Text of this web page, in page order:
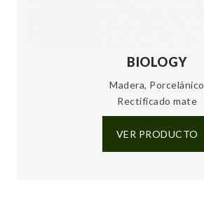
BIOLOGY
Madera, Porcelánico
Rectificado mate
VER PRODUCTO